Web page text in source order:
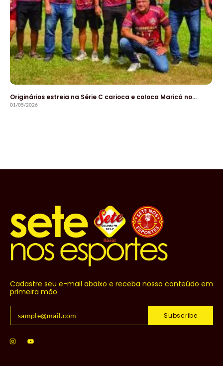
Originários estreia na Série C carioca e coloca Maricá no…
01/05/2026
Cadastre seu e-mail abaixo e receba nosso conteúdo em
primeira mão
Subscribe